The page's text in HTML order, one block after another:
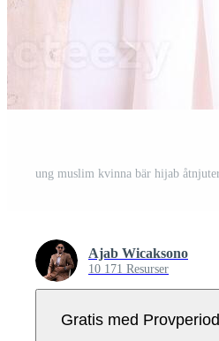
Ajab Wicaksono
10 171 Resurser
Gratis med Provperiod